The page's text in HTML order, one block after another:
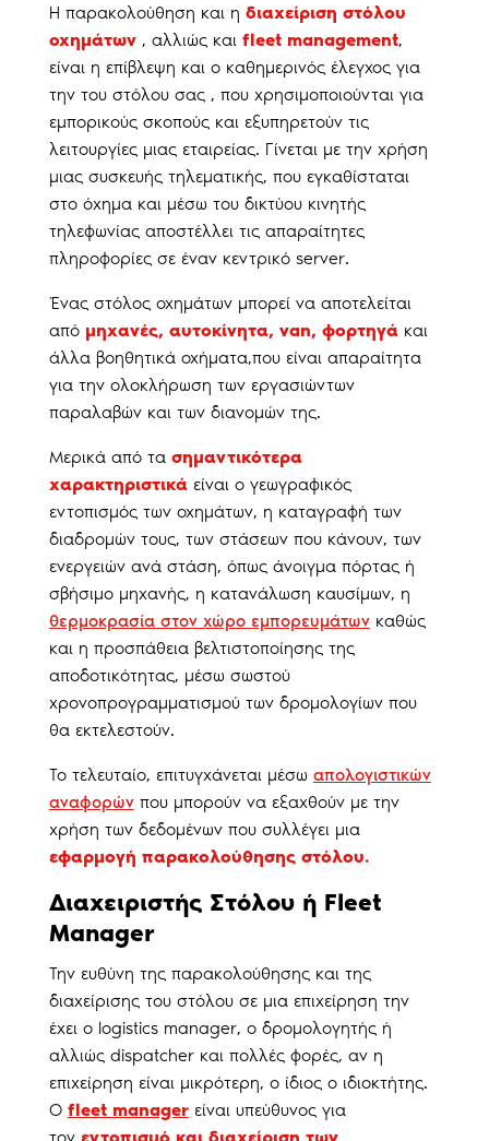
Η παρακολούθηση και η διαχείριση στόλου
οχημάτων, αλλιώς και fleet management,
είναι η επίβλεψη και ο καθημερινός έλεγχος για
την του στόλου σας , που χρησιμοποιούνται για
εμπορικούς σκοπούς και εξυπηρετούν τις
λειτουργίες μιας εταιρείας. Γίνεται με την χρήση
μιας συσκευής τηλεματικής, που εγκαθίσταται
στο όχημα και μέσω του δικτύου κινητής
τηλεφωνίας αποστέλλει τις απαραίτητες
πληροφορίες σε έναν κεντρικό server.
Ένας στόλος οχημάτων μπορεί να αποτελείται
από μηχανές, αυτοκίνητα, van, φορτηγά και
άλλα βοηθητικά οχήματα,που είναι απαραίτητα
για την ολοκλήρωση των εργασιώντων
παραλαβών και των διανομών της.
Μερικά από τα σημαντικότερα
χαρακτηριστικάείναι ο γεωγραφικός
εντοπισμός των οχημάτων, η καταγραφή των
διαδρομών τους, των στάσεων που κάνουν, των
ενεργειών ανά στάση, όπως άνοιγμα πόρτας ή
σβήσιμο μηχανής, η κατανάλωση καυσίμων, η
θερμοκρασία στον χώρο εμπορευμάτωνκαθώς
και η προσπάθεια βελτιστοποίησης της
αποδοτικότητας, μέσω σωστού
χρονοπρογραμματισμού των δρομολογίων που
θα εκτελεστούν.
Το τελευταίο, επιτυγχάνεται μέσω απολογιστικών
αναφορώνπου μπορούν να εξαχθούν με την
χρήση των δεδομένων που συλλέγει μια
εφαρμογή παρακολούθησης στόλου.
Διαχειριστής Στόλου ή Fleet
Manager
Την ευθύνη της παρακολούθησης και της
διαχείρισης του στόλου σε μια επιχείρηση την
έχει ο logistics manager, o δρομολογητής ή
αλλιώς dispatcher και πολλές φορές, αν η
επιχείρηση είναι μικρότερη, ο ίδιος ο ιδιοκτήτης.
Ο fleet managerείναι υπεύθυνος για